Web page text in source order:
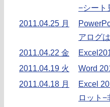
−シート
2011.04.25 月
アログ
2011.04.22 金
2011.04.19 火
Word
2011.04.18 月
Excel
ロット